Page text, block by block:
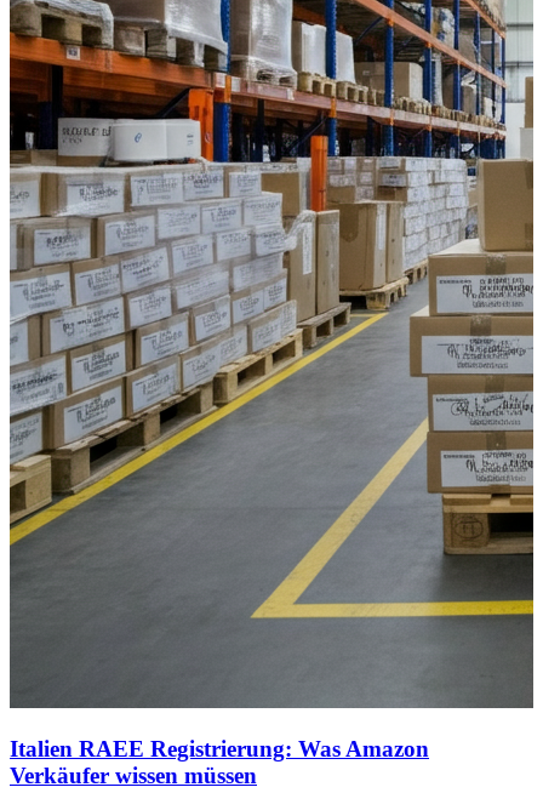
Italien RAEE Registrierung: Was Amazon
Verkäufer wissen müssen